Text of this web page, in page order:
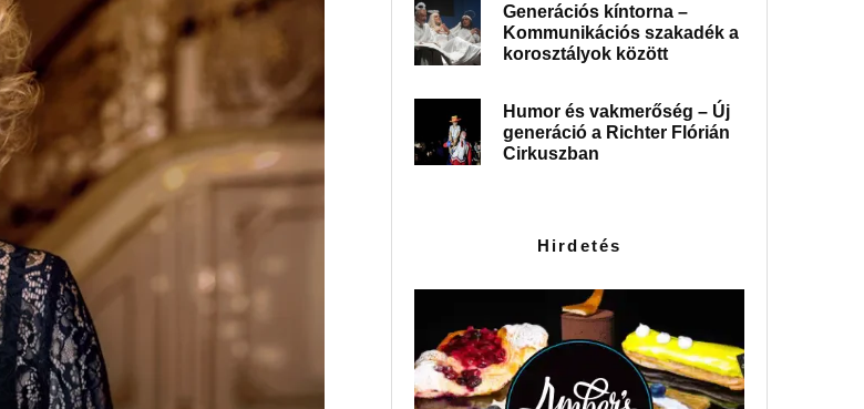
Generációs kíntorna –
Kommunikációs szakadék a
korosztályok között
Humor és vakmerőség – Új
generáció a Richter Flórián
Cirkuszban
Hirdetés